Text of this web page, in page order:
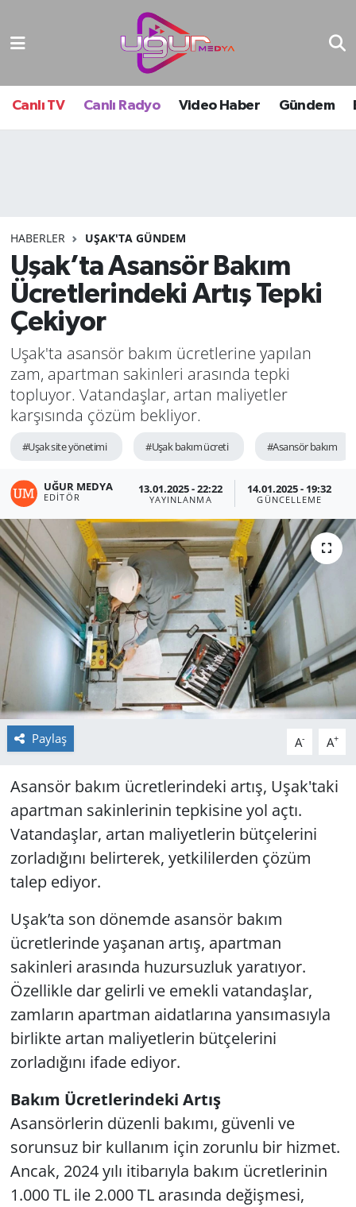
Canlı TV Canlı Radyo Video Haber Gündem
HABERLER UŞAK'TA GÜNDEM
Uşak’ta Asansör Bakım
Ücretlerindeki Artış Tepki
Çekiyor
Uşak'ta asansör bakım ücretlerine yapılan
zam, apartman sakinleri arasında tepki
topluyor. Vatandaşlar, artan maliyetler
karşısında çözüm bekliyor.
#Uşak site yönetimi #Uşak bakım ücreti #Asansör bakım
UĞUR MEDYA
EDITÖR
13.01.2025 - 22:22
YAYINLANMA
14.01.2025 - 19:32
GÜNCELLEME
Paylaş A- A+
Asansör bakım ücretlerindeki artış, Uşak'taki
apartman sakinlerinin tepkisine yol açtı.
Vatandaşlar, artan maliyetlerin bütçelerini
zorladığını belirterek, yetkililerden çözüm
talep ediyor.
Uşak’ta son dönemde asansör bakım
ücretlerinde yaşanan artış, apartman
sakinleri arasında huzursuzluk yaratıyor.
Özellikle dar gelirli ve emekli vatandaşlar,
zamların apartman aidatlarına yansımasıyla
birlikte artan maliyetlerin bütçelerini
zorladığını ifade ediyor.
Bakım Ücretlerindeki Artış
Asansörlerin düzenli bakımı, güvenli ve
sorunsuz bir kullanım için zorunlu bir hizmet.
Ancak, 2024 yılı itibarıyla bakım ücretlerinin
1.000 TL ile 2.000 TL arasında değişmesi,
Nöbetçi Eczaneler
Hava Durumu
Tüm Manşetler
Son Dakika Haberleri
Haber Arşivi